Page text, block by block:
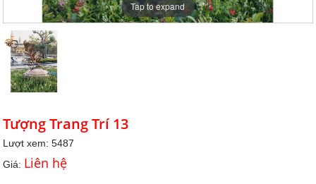
Tap to expand
Tượng Trang Trí 13
Lượt xem: 5487
Giá: Liên hệ